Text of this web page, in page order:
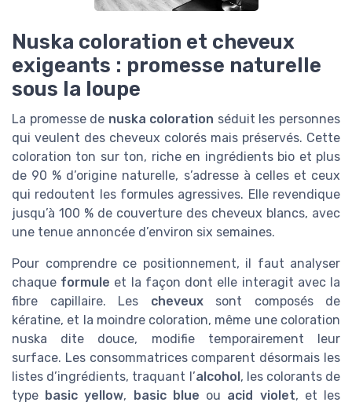
Nuska coloration et cheveux
exigeants : promesse naturelle
sous la loupe
La promesse de nuska coloration séduit les personnes
qui veulent des cheveux colorés mais préservés. Cette
coloration ton sur ton, riche en ingrédients bio et plus
de 90 % d’origine naturelle, s’adresse à celles et ceux
qui redoutent les formules agressives. Elle revendique
jusqu’à 100 % de couverture des cheveux blancs, avec
une tenue annoncée d’environ six semaines.
Pour comprendre ce positionnement, il faut analyser
chaque formule et la façon dont elle interagit avec la
fibre capillaire. Les cheveuxsont composés de
kératine, et la moindre coloration, même une coloration
nuska dite douce, modifie temporairement leur
surface. Les consommatrices comparent désormais les
listes d’ingrédients, traquant l’alcohol , les colorants de
type basic yellow, basic blue ou acid violet, et les